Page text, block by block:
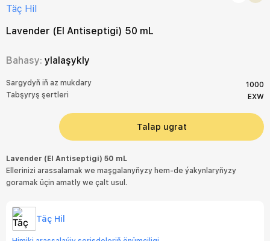
Täç Hil
Lavender (El Antiseptigi) 50 mL
Bahasy: ylalaşykly
Sargydyň iň az mukdary
1000
Tabşyryş şertleri
EXW
Talap ugrat
Lavender (El Antiseptigi) 50 mL
Ellerinizi arassalamak we maşgalanyňyzy hem-de ýakynlaryňyzy
goramak üçin amatly we çalt usul.
Täç Hil